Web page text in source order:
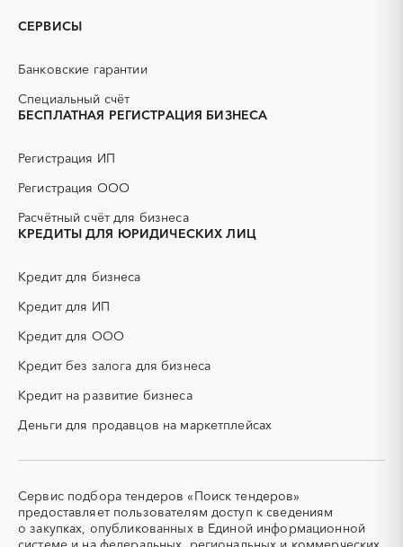
PR
ГНБ
ГРП (гидравлический
ГСМ
ДСП
ИБП
КИП (контрольно-
КТП
НИОКР
ОКР (опытно-
конструкторские работы)
ПГС (песчано-гравийная
смесь)
кабельные системы)
ТЭН
(Теплоэлектронагреватель)
УДС (установки
депарафинизации скважин)
УКПГ
ЯТЭК
Новоалтайск
СЕРВИСЫ
Банковские гарантии
Специальный счёт
БЕСПЛАТНАЯ РЕГИСТРАЦИЯ БИЗНЕСА
Регистрация ИП
Регистрация ООО
Расчётный счёт для бизнеса
КРЕДИТЫ ДЛЯ ЮРИДИЧЕСКИХ ЛИЦ
Кредит для бизнеса
Кредит для ИП
Кредит для ООО
Кредит без залога для бизнеса
Кредит на развитие бизнеса
Деньги для продавцов на маркетплейсах
Сервис подбора тендеров «Поиск тендеров»
предоставляет пользователям доступ к сведениям
о закупках, опубликованных в Единой информационной